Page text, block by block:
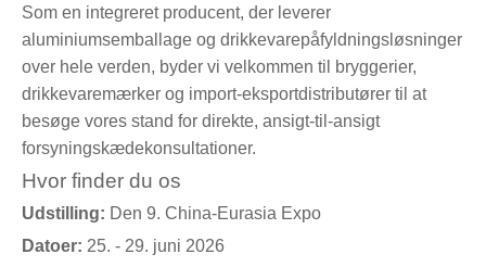
Som en integreret producent, der leverer
aluminiumsemballage og drikkevarepåfyldningsløsninger
over hele verden, byder vi velkommen til bryggerier,
drikkevaremærker og import-eksportdistributører til at
besøge vores stand for direkte, ansigt-til-ansigt
forsyningskædekonsultationer.
Hvor finder du os
Udstilling: Den 9. China-Eurasia Expo
Datoer: 25. - 29. juni 2026